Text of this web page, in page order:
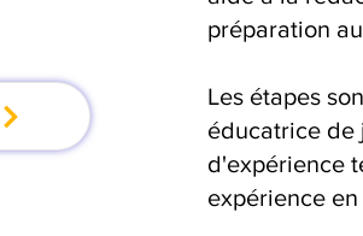
préparation
Les étapes
éducatrice de
d'expérience
expérience